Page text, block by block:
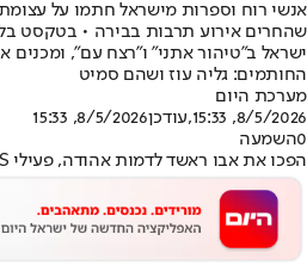
אנשי רוח וספרות מישראל חתמו על
שהחרים אירוע תרבות בבירה • בטקסט
ישראל ב"טיהור אתני" ו"רצח עם",
החותמים: גליה עוז ושהם סמיט
מערכת היום
8/5/2026, 15:33
,עודכן8/5/2026, 15:33
0השמעה
הפכו את אבו ראשד לדמות אהודה, פעילי BDS. צילום: פי.אי